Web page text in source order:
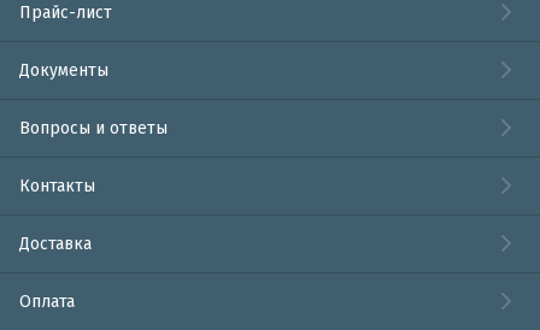
Прайс-лист
Документы
Вопросы и ответы
Контакты
Доставка
Оплата